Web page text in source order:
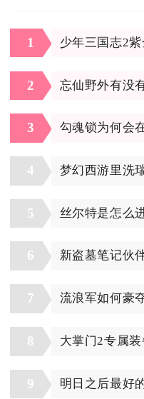
1 少年三国志2
2 忘仙野外有没
3 勾魂锁为何会
4 梦幻西游里洗
5 丝尔特是怎么
6 新盗墓笔记伙
7 流浪军如何豪
8 大掌门2专属
9 明日之后最好